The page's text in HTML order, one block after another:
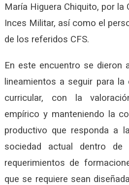
María Higuera Chiquito, por la
Inces Militar, así como el
de los referidos CFS.
En este encuentro se dieron
lineamientos a seguir para
curricular, con la
empírico y manteniendo la
productivo que responda a
sociedad actual dentro
requerimientos de
que se requiere sean